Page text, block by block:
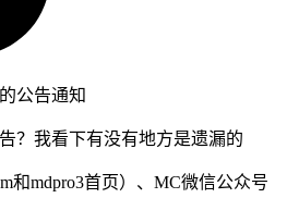
公告通知
？我看下有没有地方是遗漏的
和mdpro3首页）、MC微信公众号